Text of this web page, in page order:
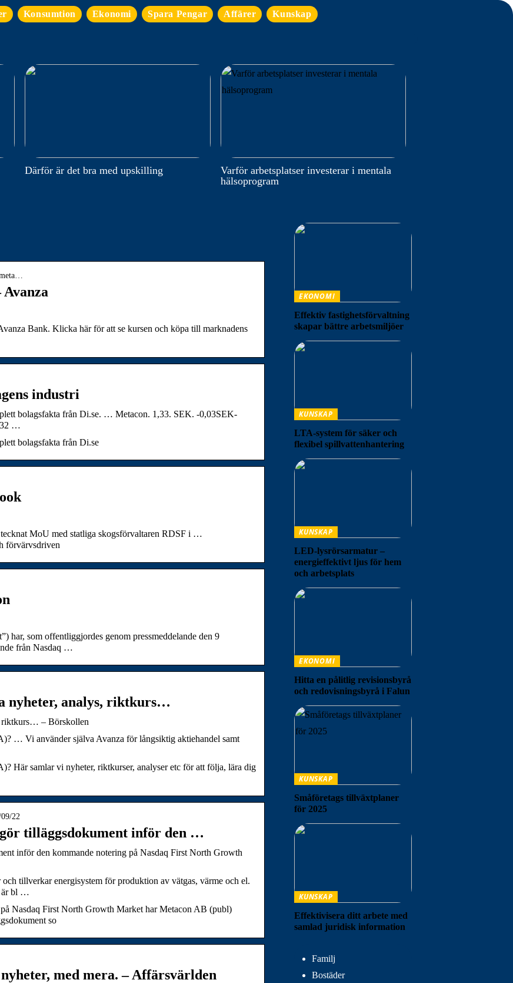
Konsumtion Ekonomi Spara Pengar Affärer Kunskap
Därför är det bra med upskilling
Varför arbetsplatser investerar i mentala
hälsoprogram
Bank. Klicka här för att se kursen och köpa till marknadens
industri
bolagsfakta från Di.se. … Metacon. 1,33. SEK. -0,03SEK-
…
bolagsfakta från Di.se
MoU med statliga skogsförvaltaren RDSF i …
förvärvsdriven
har, som offentliggjordes genom pressmeddelande den 9
från Nasdaq …
nyheter, analys, riktkurs…
riktkurs… – Börskollen
… Vi använder själva Avanza för långsiktig aktiehandel samt
Här samlar vi nyheter, riktkurser, analyser etc för att följa, lära dig
22
tilläggsdokument inför den …
inför den kommande notering på Nasdaq First North Growth
tillverkar energisystem för produktion av vätgas, värme och el.
är bl …
Nasdaq First North Growth Market har Metacon AB (publ)
so
med mera. – Affärsvärlden
EKONOMI
Effektiv fastighetsförvaltning
skapar bättre arbetsmiljöer
KUNSKAP
LTA-system för säker och
flexibel spillvattenhantering
KUNSKAP
LED-lysrörsarmatur –
energieffektivt ljus för hem
och arbetsplats
EKONOMI
Hitta en pålitlig revisionsbyrå
och redovisningsbyrå i Falun
KUNSKAP
Småföretags tillväxtplaner
för 2025
KUNSKAP
Effektivisera ditt arbete med
samlad juridisk information
Familj
Bostäder